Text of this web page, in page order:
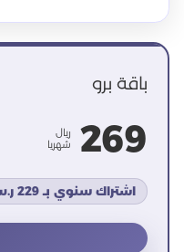
باقة برو
269
ريال
شهريا
اشتراك سنوي بـ 229 ر.س